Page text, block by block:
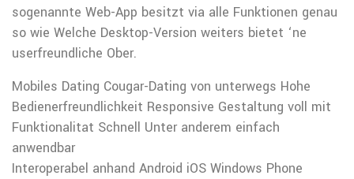
sogenannte Web-App besitzt via alle Funktionen genau
so wie Welche Desktop-Version weiters bietet ‘ne
userfreundliche Ober.
Mobiles Dating Cougar-Dating von unterwegs Hohe
Bedienerfreundlichkeit Responsive Gestaltung voll mit
Funktionalitat Schnell Unter anderem einfach
anwendbar
Interoperabel anhand Android iOS Windows Phone